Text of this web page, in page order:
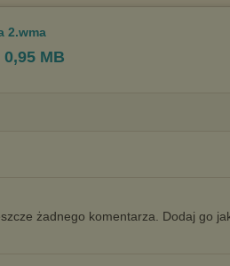
2.wma
0,95 MB
żadnego komentarza. Dodaj go